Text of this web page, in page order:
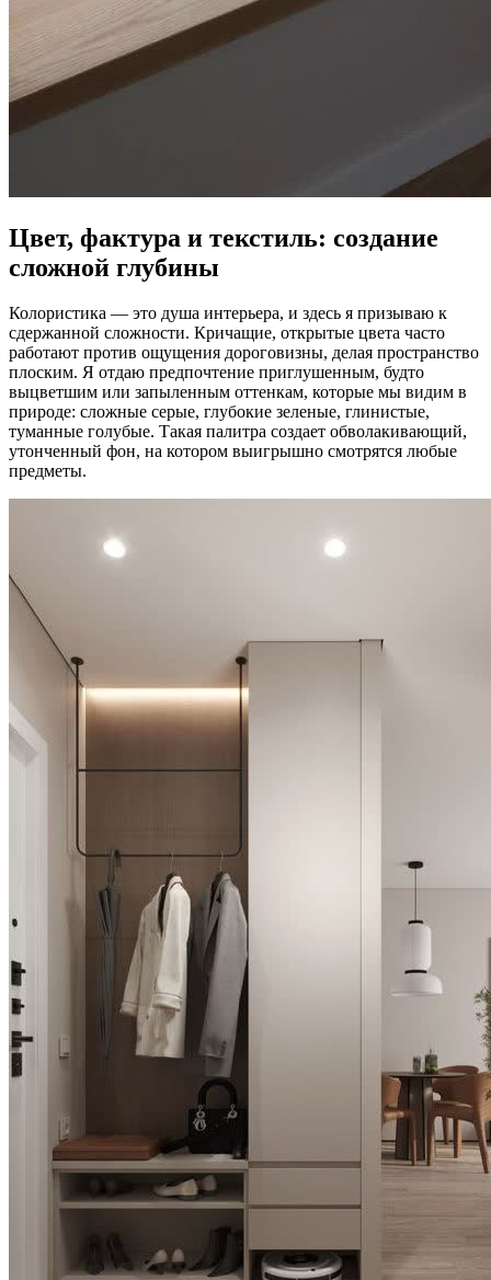
Цвет, фактура и текстиль: создание
сложной глубины
Колористика — это душа интерьера, и здесь я призываю к
сдержанной сложности. Кричащие, открытые цвета часто
работают против ощущения дороговизны, делая пространство
плоским. Я отдаю предпочтение приглушенным, будто
выцветшим или запыленным оттенкам, которые мы видим в
природе: сложные серые, глубокие зеленые, глинистые,
туманные голубые. Такая палитра создает обволакивающий,
утонченный фон, на котором выигрышно смотрятся любые
предметы.